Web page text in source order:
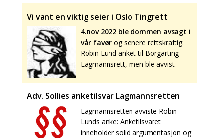
Vi vant en viktig seier i Oslo Tingrett
4.nov 2022 ble dommen avsagt i
vår favør og senere rettskraftig:
Robin Lund anket til Borgarting
Lagmannsrett, men ble avvist.
Adv. Sollies anketilsvar Lagmannsretten
Lagmannsretten avviste Robin
Lunds anke: Anketilsvaret
inneholder solid argumentasjon og